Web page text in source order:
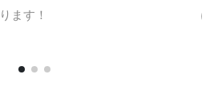
ます！